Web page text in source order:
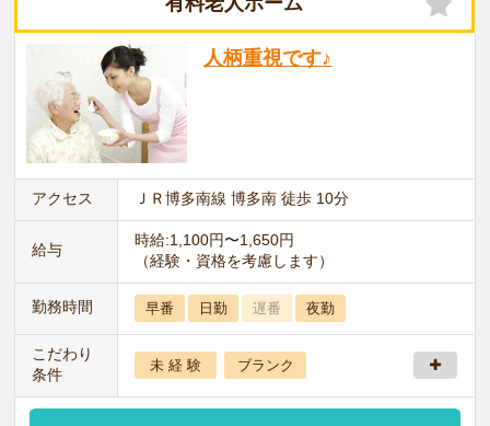
人柄重視です♪
アクセス ＪＲ博多南線 博多南 徒歩 10分
給与
時給:1,100円〜1,650円
（経験・資格を考慮します）
勤務時間 早番 日勤 遅番 夜勤
こだわり
条件
未 経 験 ブランク